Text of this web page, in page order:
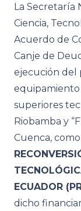
La Secretaría
Ciencia,
Acuerdo de
Canje de
ejecución del
equipamiento
superiores
Riobamba y
Cuenca,
ECUADOR
dicho